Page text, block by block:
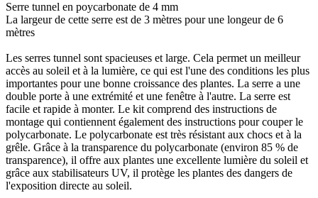
Serre tunnel en poycarbonate de 4 mm
La largeur de cette serre est de 3 mètres pour une longeur de 6
mètres
Les serres tunnel sont spacieuses et large. Cela permet un meilleur
accès au soleil et à la lumière, ce qui est l'une des conditions les plus
importantes pour une bonne croissance des plantes. La serre a une
double porte à une extrémité et une fenêtre à l'autre. La serre est
facile et rapide à monter. Le kit comprend des instructions de
montage qui contiennent également des instructions pour couper le
polycarbonate. Le polycarbonate est très résistant aux chocs et à la
grêle. Grâce à la transparence du polycarbonate (environ 85 % de
transparence), il offre aux plantes une excellente lumière du soleil et
grâce aux stabilisateurs UV, il protège les plantes des dangers de
l'exposition directe au soleil.